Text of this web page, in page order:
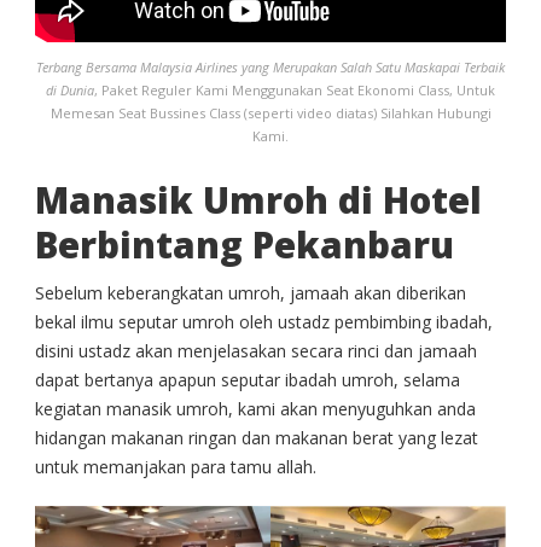
Terbang Bersama Malaysia Airlines yang Merupakan Salah Satu Maskapai Terbaik
di Dunia, Paket Reguler Kami Menggunakan Seat Ekonomi Class, Untuk
Memesan Seat Bussines Class (seperti video diatas) Silahkan Hubungi
Kami.
Manasik Umroh di Hotel
Berbintang Pekanbaru
Sebelum keberangkatan umroh, jamaah akan diberikan
bekal ilmu seputar umroh oleh ustadz pembimbing ibadah,
disini ustadz akan menjelasakan secara rinci dan jamaah
dapat bertanya apapun seputar ibadah umroh, selama
kegiatan manasik umroh, kami akan menyuguhkan anda
hidangan makanan ringan dan makanan berat yang lezat
untuk memanjakan para tamu allah.